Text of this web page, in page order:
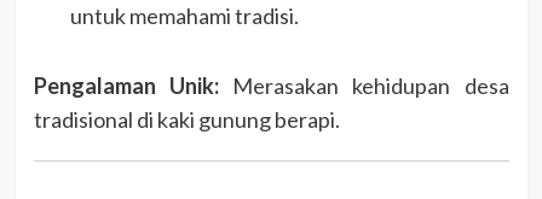
untuk memahami tradisi.
Pengalaman Unik:Merasakan kehidupan desa
tradisional di kaki gunung berapi.